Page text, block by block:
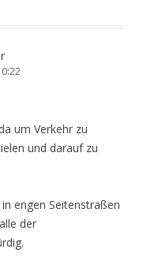
um Verkehr zu
und darauf zu
engen Seitenstraßen
der